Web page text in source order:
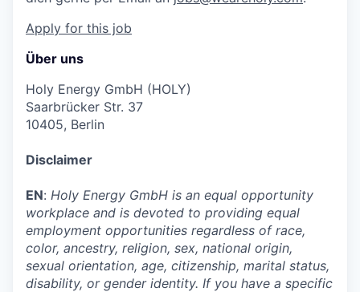
Apply for this job
Über uns
Holy Energy GmbH (HOLY)
Saarbrücker Str. 37
10405, Berlin
Disclaimer
EN: Holy Energy GmbH is an equal opportunity
workplace and is devoted to providing equal
employment opportunities regardless of race,
color, ancestry, religion, sex, national origin,
sexual orientation, age, citizenship, marital status,
disability, or gender identity. If you have a specific